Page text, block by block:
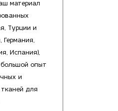
материал
Турции и
Германия,
Испания),
опыт
и
для